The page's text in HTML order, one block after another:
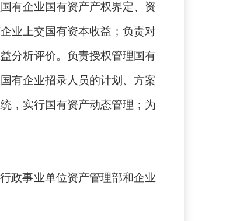
有企业国有资产产权界定、资
业上交国有资本收益；负责对
分析评价。负责授权管理国有
有企业招录人员的计划、方案
，实行国有资产动态管理；为
政事业单位资产管理部和企业